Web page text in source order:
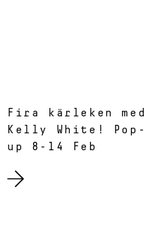
Fira kärleken med
Kelly White! Pop-
up 8-14 Feb